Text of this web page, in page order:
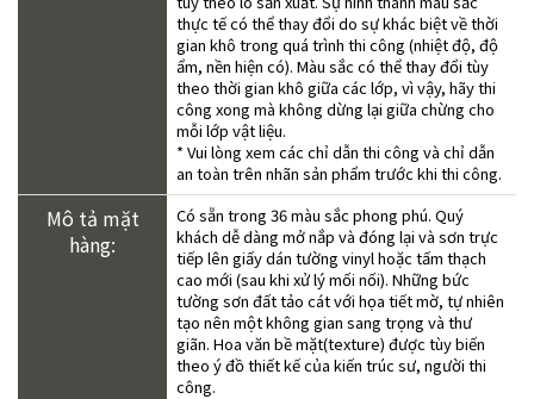
thực tế có thể thay đổi do sự khác biệt về thời
gian khô trong quá trình thi công (nhiệt độ, độ
ẩm, nền hiện có). Màu sắc có thể thay đổi tùy
theo thời gian khô giữa các lớp, vì vậy, hãy thi
công xong mà không dừng lại giữa chừng cho
mỗi lớp vật liệu.
* Vui lòng xem các chỉ dẫn thi công và chỉ dẫn
an toàn trên nhãn sản phẩm trước khi thi công.
Mô tả mặt
hàng:
Có sẵn trong 36 màu sắc phong phú. Quý
khách dễ dàng mở nắp và đóng lại và sơn trực
tiếp lên giấy dán tường vinyl hoặc tấm thạch
cao mới (sau khi xử lý mối nối). Những bức
tường sơn đất tảo cát với họa tiết mờ, tự nhiên
tạo nên một không gian sang trọng và thư
giãn. Hoa văn bề mặt(texture) được tùy biến
theo ý đồ thiết kế của kiến trúc sư, người thi
công.